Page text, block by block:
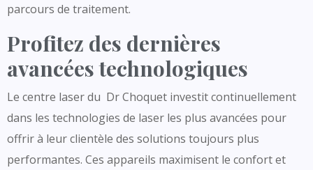
parcours de traitement.
Profitez des dernières
avancées technologiques
Le centre laser du Dr Choquet investitcontinuellement
dans les technologies de laser les plus avancées pour
offrir à leur clientèle des solutions toujours plus
performantes. Ces appareils maximisent le confort et